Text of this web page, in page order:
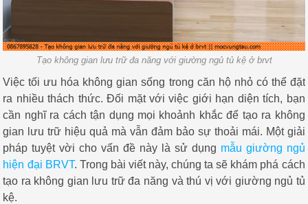
Tạo không gian lưu trữ đa năng với giường ngủ tủ kệ ở brvt
Việc tối ưu hóa không gian sống trong căn hộ nhỏ có thể đặt
ra nhiều thách thức. Đối mặt với việc giới hạn diện tích, bạn
cần nghĩ ra cách tận dụng mọi khoảnh khắc để tạo ra không
gian lưu trữ hiệu quả mà vẫn đảm bảo sự thoải mái. Một giải
pháp tuyệt vời cho vấn đề này là sử dụng mẫu giường ngủ
hiện đại BRVT. Trong bài viết này, chúng ta sẽ khám phá cách
tạo ra không gian lưu trữ đa năng và thú vị với giường ngủ tủ
kệ.